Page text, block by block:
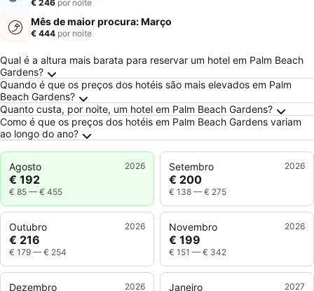
€ 246 por noite
Mês de maior procura: Março
€ 444 por noite
Perguntas Frequentes sobre Palm Beach
Qual é a altura mais barata para reservar um hotel em Palm Beach
Gardens?
Quando é que os preços dos hotéis são mais elevados em Palm
Beach Gardens?
Quanto custa, por noite, um hotel em Palm Beach Gardens?
Como é que os preços dos hotéis em Palm Beach Gardens variam
ao longo do ano?
Agosto 2026
€ 192
€ 85 — € 455
Setembro 2026
€ 200
€ 138 — € 275
Outubro 2026
€ 216
€ 179 — € 254
Novembro 2026
€ 199
€ 151 — € 342
Dezembro 2026 Janeiro 2027